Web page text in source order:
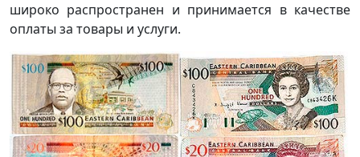
широко распространен и принимается в качестве
оплаты за товары и услуги.